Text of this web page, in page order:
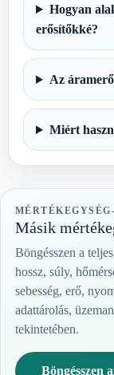
Hogyan
erősítőkké?
Az
Miért
Másik
Böngésszen a
hossz, súly,
sebesség, erő,
adattárolás,
tekintetében.
Böngésszen